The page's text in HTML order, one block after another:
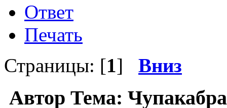
Ответ
Печать
Страницы: [1] Вниз
Автор Тема: